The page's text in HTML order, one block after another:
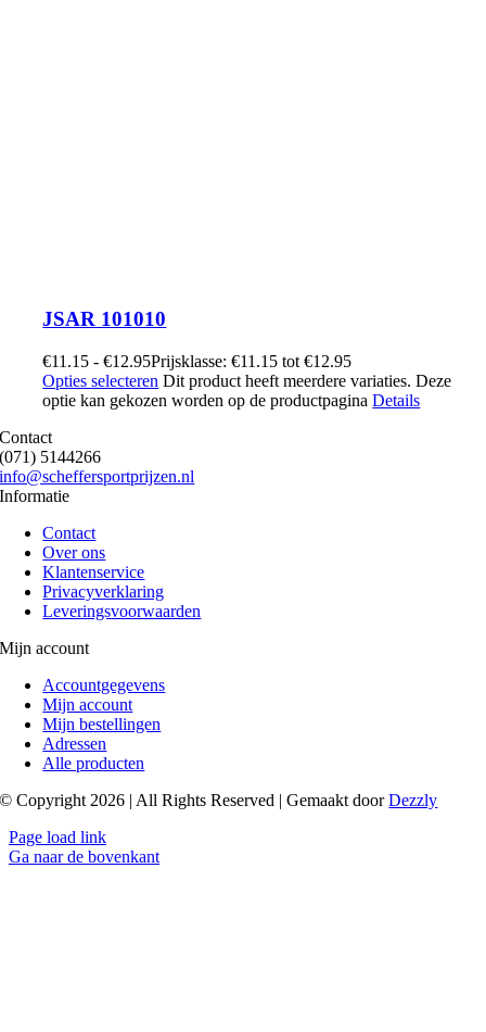
JSAR 101010
€11.15 - €12.95Prijsklasse: €11.15 tot €12.95
Opties selecteren Dit product heeft meerdere variaties. Deze
optie kan gekozen worden op de productpaginaDetails
Contact
(071) 5144266
info@scheffersportprijzen.nl
Informatie
Contact
Over ons
Klantenservice
Privacyverklaring
Leveringsvoorwaarden
Mijn account
Accountgegevens
Mijn account
Mijn bestellingen
Adressen
Alle producten
© Copyright 2026 | All Rights Reserved | Gemaakt doorDezzly
Page load link
Ga naar de bovenkant